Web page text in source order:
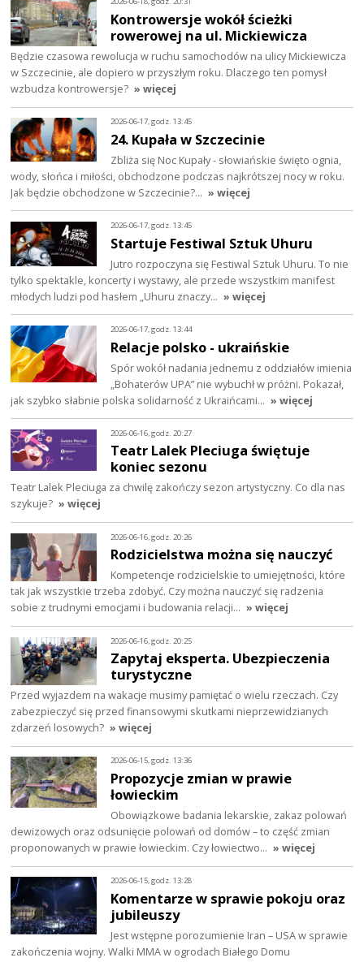
Kontrowersje wokół ścieżki
rowerowej na ul. Mickiewicza
Będzie czasowa rewolucja w ruchu samochodów na ulicy Mickiewicza
w Szczecinie, ale dopiero w przyszłym roku. Dlaczego ten pomysł
wzbudza kontrowersje? » więcej
2026-06-17, godz. 13:45
24. Kupała w Szczecinie
Zbliża się Noc Kupały - słowiańskie święto ognia,
wody, słońca i miłości, obchodzone podczas najkrótszej nocy w roku.
Jak będzie obchodzone w Szczecinie?… » więcej
2026-06-17, godz. 13:45
Startuje Festiwal Sztuk Uhuru
Jutro rozpoczyna się Festiwal Sztuk Uhuru. To nie
tylko spektakle, koncerty i wystawy, ale przede wszystkim manifest
młodych ludzi pod hasłem „Uhuru znaczy… » więcej
2026-06-17, godz. 13:44
Relacje polsko - ukraińskie
Spór wokół nadania jednemu z oddziałów imienia
„Bohaterów UPA” nie wybuchł w próżni. Pokazał,
jak szybko słabnie polska solidarność z Ukraińcami… » więcej
2026-06-16, godz. 20:27
Teatr Lalek Pleciuga świętuje
koniec sezonu
Teatr Lalek Pleciuga za chwilę zakończy sezon artystyczny. Co dla nas
szykuje? » więcej
2026-06-16, godz. 20:26
Rodzicielstwa można się nauczyć
Kompetencje rodzicielskie to umiejętności, które
tak jak wszystkie trzeba zdobyć. Czy można nauczyć się radzenia
sobie z trudnymi emocjami i budowania relacji… » więcej
2026-06-16, godz. 20:25
Zapytaj eksperta. Ubezpieczenia
turystyczne
Przed wyjazdem na wakacje musimy pamiętać o wielu rzeczach. Czy
zabezpieczyć się przed finansowymi skutkami nieprzewidzianych
zdarzeń losowych? » więcej
2026-06-15, godz. 13:36
Propozycje zmian w prawie
łowieckim
Obowiązkowe badania lekarskie, zakaz polowań
dewizowych oraz odsunięcie polowań od domów – to część zmian
proponowanych w prawie łowieckim. Czy łowiectwo… » więcej
2026-06-15, godz. 13:28
Komentarze w sprawie pokoju oraz
jubileuszy
Jest wstępne porozumienie Iran – USA w sprawie
zakończenia wojny. Walki MMA w ogrodach Białego Domu